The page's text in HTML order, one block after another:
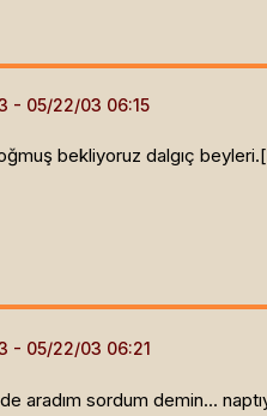
bekliyoruz dalgıç
aradım sordum demin...